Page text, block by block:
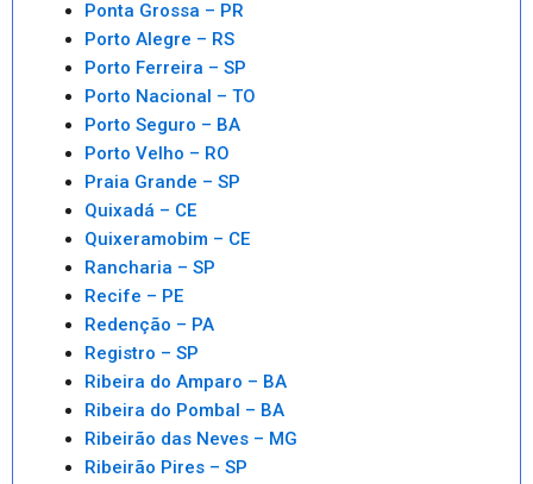
Ponta Grossa – PR
Porto Alegre – RS
Porto Ferreira – SP
Porto Nacional – TO
Porto Seguro – BA
Porto Velho – RO
Praia Grande – SP
Quixadá – CE
Quixeramobim – CE
Rancharia – SP
Recife – PE
Redenção – PA
Registro – SP
Ribeira do Amparo – BA
Ribeira do Pombal – BA
Ribeirão das Neves – MG
Ribeirão Pires – SP